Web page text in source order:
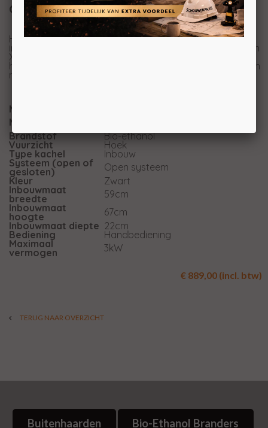
Geen afvoermogelijkheden?
Heeft u geen mogelijkheid om een afvoerkanaal te
installeren? Dan zijn deze fraaie bio-ethanol haarden van
Xaralyn voor u de juiste keuze! Het enige wat u nodig
heeft is een woonoppervlakte van minimaal 20m2 en een
minimale ventilatie mogelijkheid van 150cm2.
Merk
Model
Brandstof Bio-ethanol
Vuurzicht Hoek
Type kachel Inbouw
Systeem (open of
gesloten)
Open systeem
Kleur
Zwart
Inbouwmaat
breedte
59cm
Inbouwmaat
hoogte
67cm
Inbouwmaat diepte 22cm
Bediening Handbediening
Maximaal
vermogen 3kW
€ 889,00 (incl. btw)
TERUG NAAR OVERZICHT
Buitenhaarden Bio-Ethanol Branders